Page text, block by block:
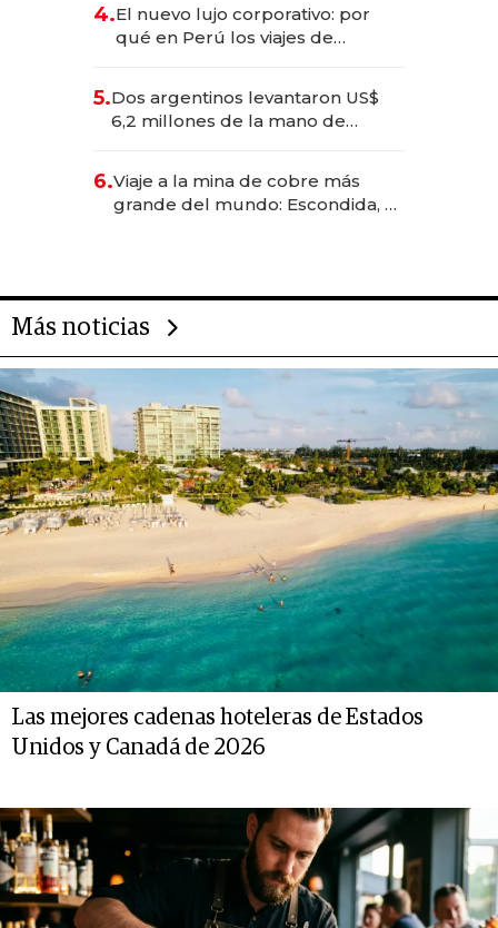
4.El nuevo lujo corporativo: por
qué en Perú los viajes de
para convertirse en experiencias
transformadoras
5.Dos argentinos levantaron US$
6,2 millones de la mano de
6.Viaje a la mina de cobre más
grande del mundo: Escondida, el
Más noticias
Las mejores cadenas hoteleras de Estados
Unidos y Canadá de 2026